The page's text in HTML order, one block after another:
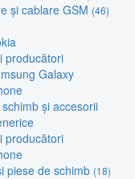
și cablare GSM (46)
producători
Galaxy
și accesorii
producători
piese de schimb (18)